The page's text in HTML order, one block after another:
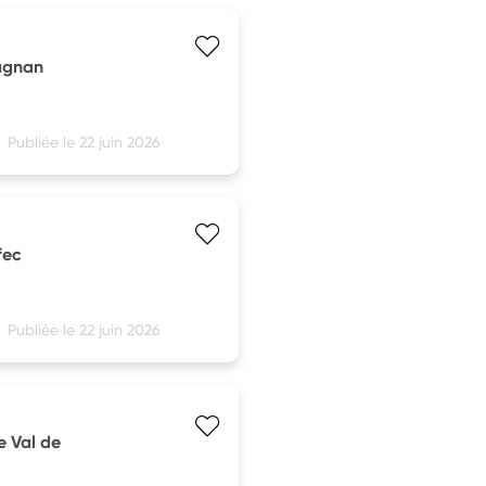
Publiée le 22 juin 2026
Publiée le 22 juin 2026
Val de